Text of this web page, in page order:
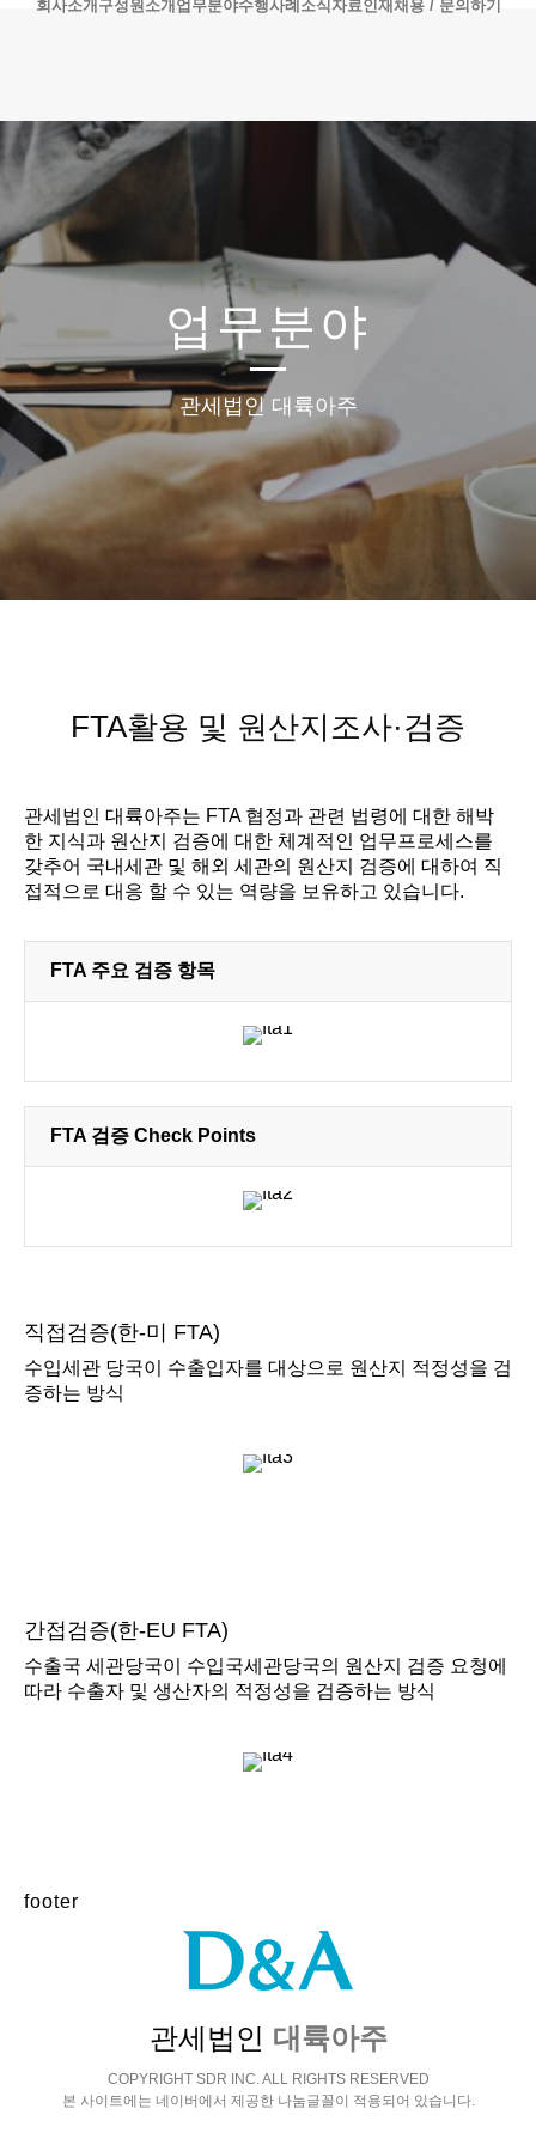
회사소개 구성원소개 업무분야수행사례 소식자료인재채용 / 문의하기
업무분야
관세법인 대륙아주
FTA활용 및 원산지조사·검증
관세법인 대륙아주는 FTA 협정과 관련 법령에 대한 해박
한 지식과 원산지 검증에 대한 체계적인 업무프로세스를
갖추어 국내세관 및 해외 세관의 원산지 검증에 대하여 직
접적으로 대응 할 수 있는 역량을 보유하고 있습니다.
FTA 주요 검증 항목
FTA 검증 Check Points
직접검증(한-미 FTA)
수입세관 당국이 수출입자를 대상으로 원산지 적정성을 검
증하는 방식
간접검증(한-EU FTA)
수출국 세관당국이 수입국세관당국의 원산지 검증 요청에
따라 수출자 및 생산자의 적정성을 검증하는 방식
footer
관세법인 대륙아주
COPYRIGHT SDR INC. ALL RIGHTS RESERVED
본 사이트에는 네이버에서 제공한 나눔글꼴이 적용되어 있습니다.